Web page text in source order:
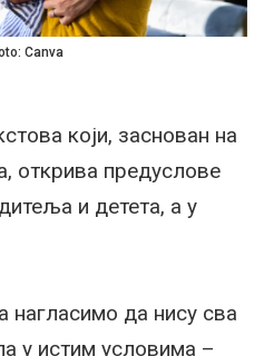
Canva
који, заснован на
открива предуслове
и детета, а у
нагласимо да нису сва
у истим условима –